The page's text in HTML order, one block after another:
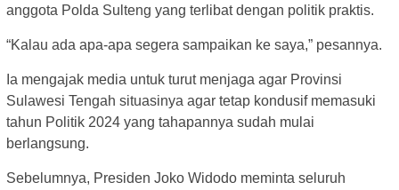
anggota Polda Sulteng yang terlibat dengan politik praktis.
“Kalau ada apa-apa segera sampaikan ke saya,” pesannya.
Ia mengajak media untuk turut menjaga agar Provinsi
Sulawesi Tengah situasinya agar tetap kondusif memasuki
tahun Politik 2024 yang tahapannya sudah mulai
berlangsung.
Sebelumnya, Presiden Joko Widodo meminta seluruh